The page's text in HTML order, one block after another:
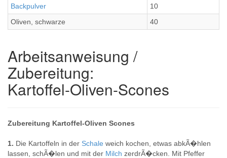
Backpulver
10
Oliven, schwarze
40
Arbeitsanweisung /
Zubereitung:
Kartoffel-Oliven-Scones
Zubereitung Kartoffel-Oliven Scones
1. Die Kartoffeln in der Schale weich kochen, etwas abkÃ�hlen
lassen, schÃ�len und mit der Milch zerdrÃ�cken. Mit Pfeffer